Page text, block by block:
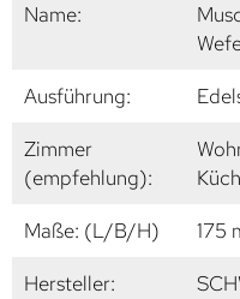
Name:
Ausführung:
Zimmer
(empfehlung):
Maße: (L/B/H)
175
Hersteller: